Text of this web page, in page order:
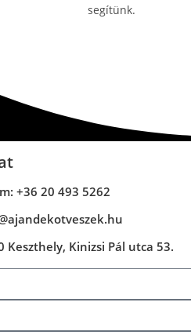
segítünk.
+36 20 493 5262
Keszthely, Kinizsi Pál utca 53.